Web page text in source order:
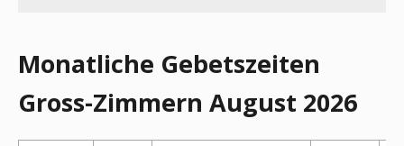
Monatliche Gebetszeiten
Gross-Zimmern August 2026